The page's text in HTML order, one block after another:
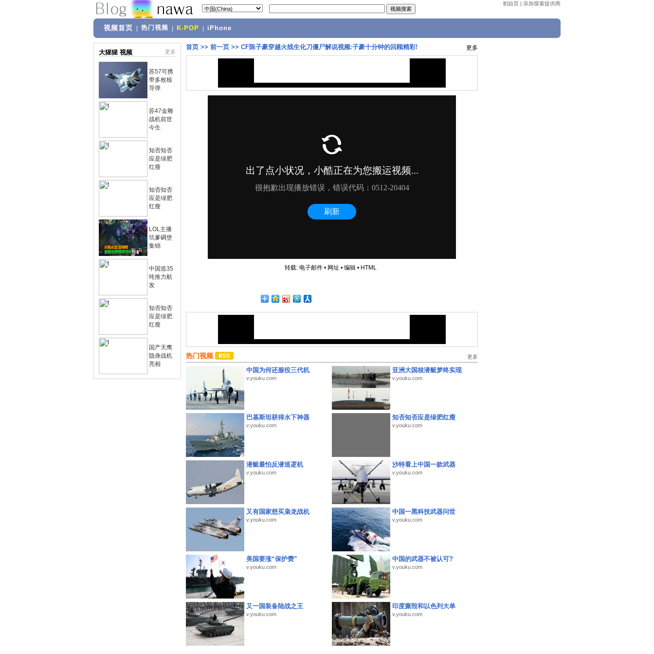
初始页 | 添加搜索提供商
视频首页 热门视频 K-POP iPhone
大猩猩 视频 更多
苏57可携
带多枚核
导弹
苏47金雕
战机前世
今生
知否知否
应是绿肥
红瘦
知否知否
应是绿肥
红瘦
LOL主播
坑爹碉堡
集锦
中国造35
吨推力航
发
知否知否
应是绿肥
红瘦
国产天鹰
隐身战机
亮相
首页 >> 前一页 >> CF陈子豪穿越火线生化刀僵尸解说视频:子豪十分钟的回顾精彩! 更多
转载: 电子邮件• 网址 • 编辑• HTML
热门视频 更多
中国为何还服役三代机
v.youku.com
亚洲大国核潜艇梦终实现
v.youku.com
巴基斯坦获得水下神器
v.youku.com
知否知否应是绿肥红瘦
v.youku.com
潜艇最怕反潜巡逻机
v.youku.com
沙特看上中国一款武器
v.youku.com
又有国家想买枭龙战机
v.youku.com
中国一黑科技武器问世
v.youku.com
美国要涨“保护费”
v.youku.com
中国的武器不被认可?
v.youku.com
又一国装备陆战之王
v.youku.com
印度撕毁和以色列大单
v.youku.com